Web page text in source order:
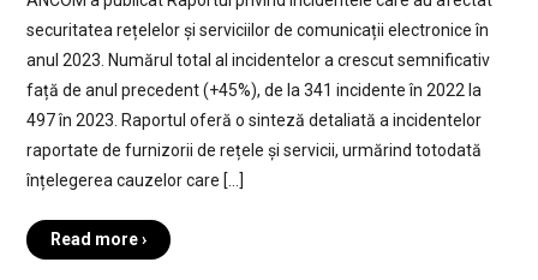
securitatea rețelelor și serviciilor de comunicații electronice în
anul 2023. Numărul total al incidentelor a crescut semnificativ
față de anul precedent (+45%), de la 341 incidente în 2022 la
497 în 2023. Raportul oferă o sinteză detaliată a incidentelor
raportate de furnizorii de rețele și servicii, urmărind totodată
înțelegerea cauzelor care […]
Read more ›